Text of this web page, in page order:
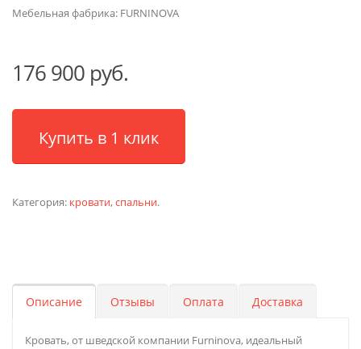
Мебельная фабрика: FURNINOVA
176 900 руб.
Купить в 1 клик
Категория: кровати,спальни.
Описание Отзывы Оплата Доставка
Кровать, от шведской компании Furninova, идеальный